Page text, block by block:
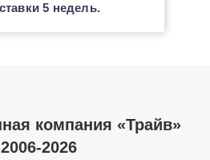
5 недель.
компания «Трайв»
2026